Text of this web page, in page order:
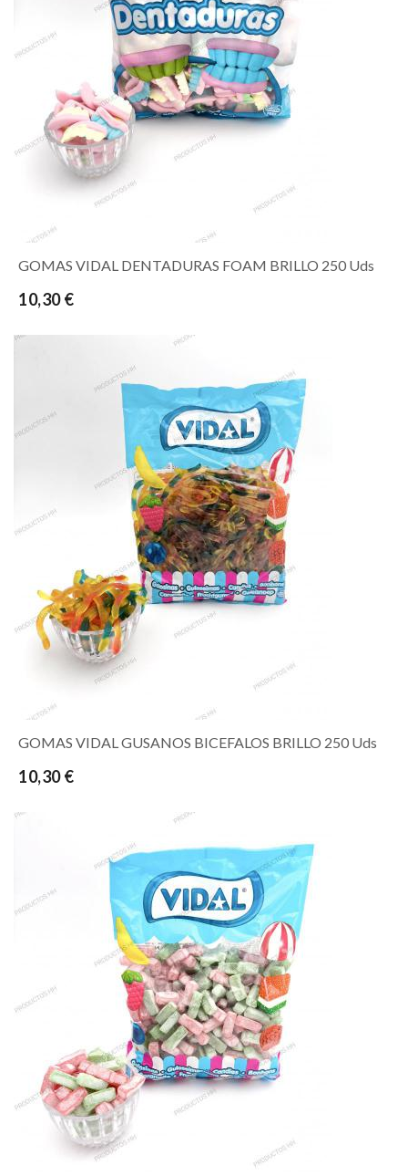
GOMAS VIDAL DENTADURAS FOAM BRILLO 250 Uds
10,30 €
GOMAS VIDAL GUSANOS BICEFALOS BRILLO 250 Uds
10,30 €